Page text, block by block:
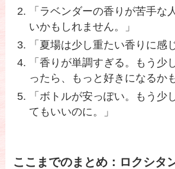
「ラベンダーの香りが苦手な
いかもしれません。」
「夏場は少し重たい香りに感
「香りが単調すぎる。もう少
ったら、もっと好きになるか
「ボトルが安っぽい。もう少
てもいいのに。」
ここまでのまとめ：ロクシタ